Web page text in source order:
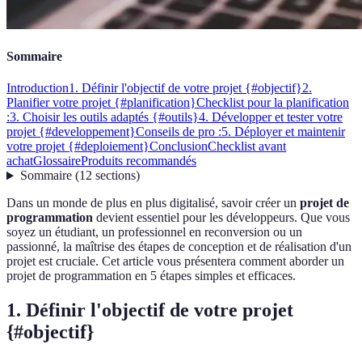
Sommaire
Introduction1. Définir l'objectif de votre projet {#objectif}2.
Planifier votre projet {#planification}Checklist pour la planification
:3. Choisir les outils adaptés {#outils}4. Développer et tester votre
projet {#developpement}Conseils de pro :5. Déployer et maintenir
votre projet {#deploiement}ConclusionChecklist avant
achatGlossaireProduits recommandés
Sommaire(12 sections)
Dans un monde de plus en plus digitalisé, savoir créer un projet de
programmation devient essentiel pour les développeurs. Que vous
soyez un étudiant, un professionnel en reconversion ou un
passionné, la maîtrise des étapes de conception et de réalisation d'un
projet est cruciale. Cet article vous présentera comment aborder un
projet de programmation en 5 étapes simples et efficaces.
1. Définir l'objectif de votre projet
{#objectif}